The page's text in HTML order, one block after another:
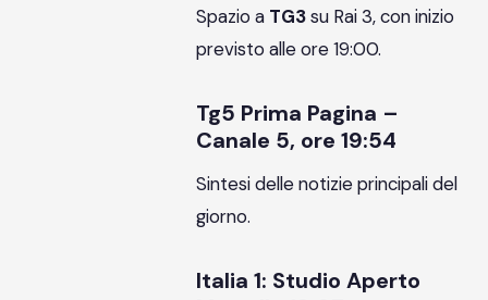
Spazio a TG3su Rai 3, con inizio
previsto alle ore 19:00.
Tg5 Prima Pagina –
Canale 5, ore 19:54
Sintesi delle notizie principali del
giorno.
Italia 1: Studio Aperto